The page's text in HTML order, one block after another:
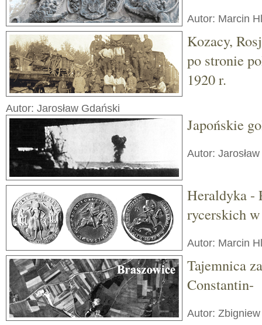
Autor: Marcin
Kozacy,
po stronie
1920 r.
Autor: Jarosław Gdański
Japońskie
Autor: Jarosław
Heraldyka -
rycerskich
Autor: Marcin
Tajemnica
Constantin-
Autor: